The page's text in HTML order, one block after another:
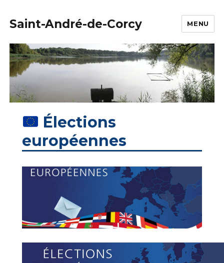
Saint-André-de-Corcy MENU
Élections
européennes